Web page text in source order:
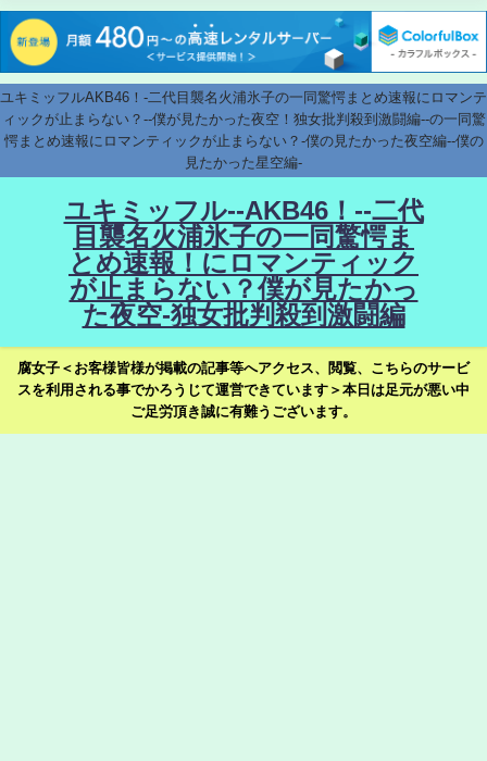
ユキミッフルAKB46！-二代目襲名火浦氷子の一同驚愕まとめ速報にロマンテ
ィックが止まらない？--僕が見たかった夜空！独女批判殺到激闘編--の一同驚
愕まとめ速報にロマンティックが止まらない？-僕の見たかった夜空編--僕の
見たかった星空編-
ユキミッフル--AKB46！--二代
目襲名火浦氷子の一同驚愕ま
とめ速報！にロマンティック
が止まらない？僕が見たかっ
た夜空-独女批判殺到激闘編
腐女子＜お客様皆様が掲載の記事等へアクセス、閲覧、こちらのサービ
スを利用される事でかろうじて運営できています＞本日は足元が悪い中
ご足労頂き誠に有難うございます。